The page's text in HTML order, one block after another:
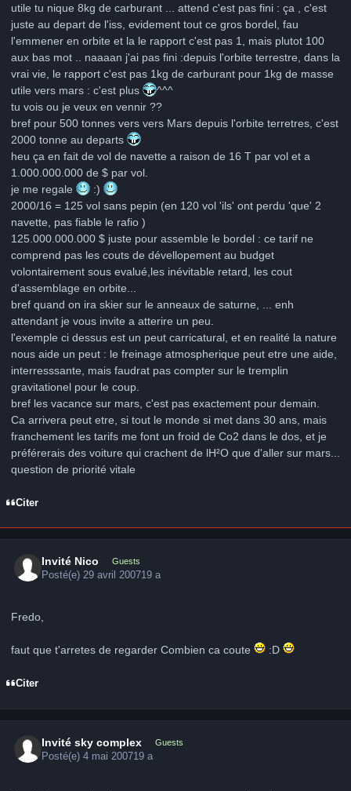
utile tu nique 8kg de carburant ... attend c'est pas fini : ça , c'est
juste au depart de l'iss, evidement tout ce gros bordel, fau
l'emmener en orbite et la le rapport c'est pas 1, mais plutot 100
aux bas mot .. naaaan j'ai pas fini :depuis l'orbite terrestre, dans la
vrai vie, le rapport c'est pas 1kg de carburant pour 1kg de masse
utile vers mars : c'est plus
^^^
tu vois ou je veux en vennir ??
bref pour 500 tonnes vers vers Mars depuis l'orbite terretres, c'est
2000 tonne au departs
heu ça en fait de vol de navette a raison de 16 T par vol et a
1.000.000.000 de $ par vol.
je me regale
:)
2000/16 = 125 vol sans pepin (en 120 vol 'ils' ont perdu 'que' 2
navette, pas fiable le rafio )
125.000.000.000 $ juste pour assemble le bordel : ce tarif ne
comprend pas les couts de dévellopement au budget
volontairement sous evalué,les inévitable retard, les cout
d'assemblage en orbite...
bref quand on ira skier sur le anneaux de saturne, ... enh
attendant je vous invite a atterire un peu.
l'exemple ci dessus est un peut carricatural, et en realité la nature
nous aide un peut : le freinage atmospherique peut etre une aide,
interresssante, mais faudrat pas compter sur le tremplin
gravitationel pour le coup.
bref les vacance sur mars, c'est pas exactement pour demain.
Ca arrivera peut etre, si tout le monde si met dans 30 ans, mais
franchement les tarifs me font un froid de Co2 dans le dos, et je
préférerais des voiture qui crachent de lH²O que d'aller sur mars...
question de priorité vitale
Citer
Invité Nico Guests
Posté(e)29 avril 200719 a
Fredo,
faut que t'arretes de regarder Combien ca coute :D
Citer
Invité sky complex Guests
Posté(e)4 mai 200719 a